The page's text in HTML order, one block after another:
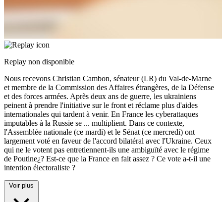
Replay non disponible
Nous recevons Christian Cambon, sénateur (LR) du Val-de-Marne
et membre de la Commission des Affaires étrangères, de la Défense
et des forces armées. Après deux ans de guerre, les ukrainiens
peinent à prendre l'initiative sur le front et réclame plus d'aides
internationales qui tardent à venir. En France les cyberattaques
imputables à la Russie se ... multiplient. Dans ce contexte,
l'Assemblée nationale (ce mardi) et le Sénat (ce mercredi) ont
largement voté en faveur de l'accord bilatéral avec l'Ukraine. Ceux
qui ne le votent pas entretiennent-ils une ambiguïté avec le régime
de Poutine¿? Est-ce que la France en fait assez ? Ce vote a-t-il une
intention électoraliste ?
Voir plus